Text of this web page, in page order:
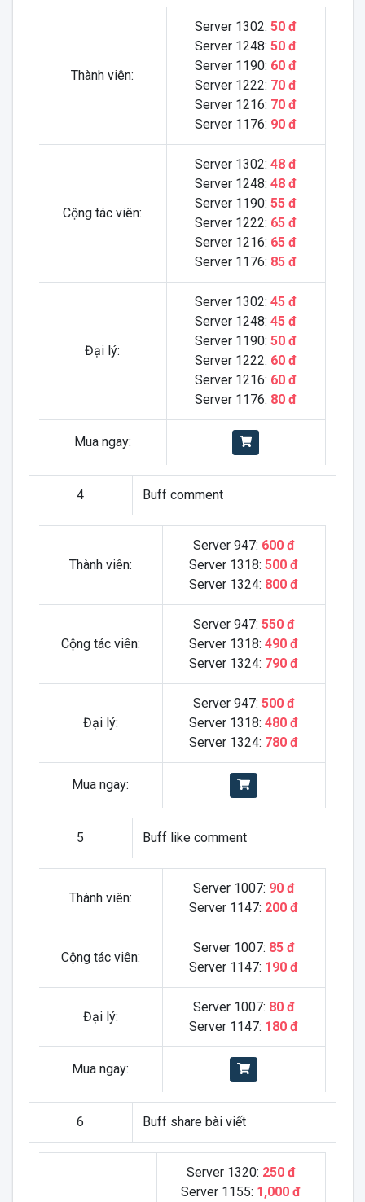
Thành viên:
Server 1302: 50 đ
Server 1248: 50 đ
Server 1190: 60 đ
Server 1222: 70 đ
Server 1216: 70 đ
Server 1176: 90 đ
Cộng tác viên:
Server 1302: 48 đ
Server 1248: 48 đ
Server 1190: 55 đ
Server 1222: 65 đ
Server 1216: 65 đ
Server 1176: 85 đ
Đại lý:
Server 1302: 45 đ
Server 1248: 45 đ
Server 1190: 50 đ
Server 1222: 60 đ
Server 1216: 60 đ
Server 1176: 80 đ
Mua ngay:
4 Buff comment
Thành viên:
Server 947: 600 đ
Server 1318: 500 đ
Server 1324: 800 đ
Cộng tác viên:
Server 947: 550 đ
Server 1318: 490 đ
Server 1324: 790 đ
Đại lý:
Server 947: 500 đ
Server 1318: 480 đ
Server 1324: 780 đ
Mua ngay:
5 Buff like comment
Thành viên:
Server 1007: 90 đ
Server 1147: 200 đ
Cộng tác viên:
Server 1007: 85 đ
Server 1147: 190 đ
Đại lý:
Server 1007: 80 đ
Server 1147: 180 đ
Mua ngay:
6 Buff share bài viết
Server 1320: 250 đ
Server 1155: 1,000 đ